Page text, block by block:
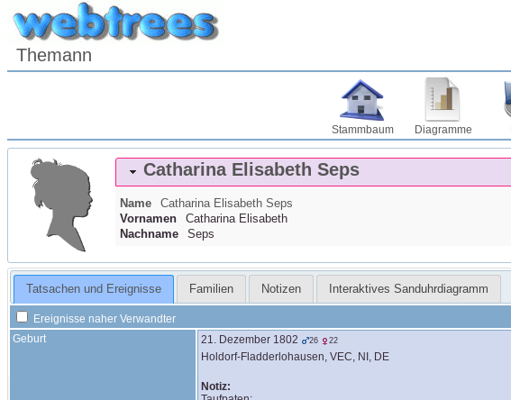
Themann
Stammbaum Diagramme
Catharina Elisabeth Seps
Name Catharina Elisabeth Seps
Vornamen
Catharina Elisabeth
Nachname
Seps
Tatsachen und Ereignisse Familien Notizen Interaktives Sanduhrdiagramm
Ereignisse naher Verwandter
Geburt
21. Dezember 1802 26 22
Holdorf-Fladderlohausen, VEC, NI, DE
Notiz: